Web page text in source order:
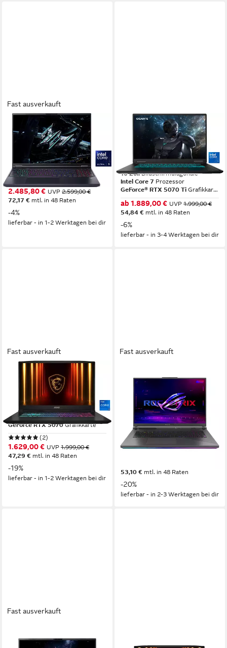
Fast ausverkauft
PHN16-73-9915 Gaming-
Notebook
16 Zoll Bildschirmdiagonale
Intel Core Ultra 9 Prozessor
GeForce® RTX 5070 Ti Grafikkarte
2.485,80 € UVP 2.599,00 €
72,17 € mtl. in 48 Raten
-4%
lieferbar - in 1-2 Werktagen bei dir
GIGABYTE
GAMING A16 PRO
DXHG4DECC4SH Gaming-
Notebook
16 Zoll Bildschirmdiagonale
Intel Core 7 Prozessor
GeForce® RTX 5070 Ti Grafikkarte
ab 1.889,00 € UVP 1.999,00 €
54,84 € mtl. in 48 Raten
-6%
lieferbar - in 3-4 Werktagen bei dir
Fast ausverkauft
Katana 17 HX B14WGK-062
Gaming-Notebook
17,3 Zoll
Bildschirmdiagonale
Intel Core i7 Prozessor
GeForce RTX 5070 Grafikkarte
(2)
1.629,00 € UVP 1.999,00 €
47,29 € mtl. in 48 Raten
-19%
lieferbar - in 1-2 Werktagen bei dir
Fast ausverkauft
ROG Strix G18 - 18" WUXGA
- AMD Ryzen 9 8940HX -
GeForce RTX 5070 Gaming-
Notebook
18 Zoll Bildschirmdiagonale
AMD Ryzen™ 9
GeForce RTX™ 5070 Grafikkarte
53,10 € mtl. in 48 Raten
-20%
lieferbar - in 2-3 Werktagen bei dir
Fast ausverkauft
Nitro 18 AI - 18" WQXGA -